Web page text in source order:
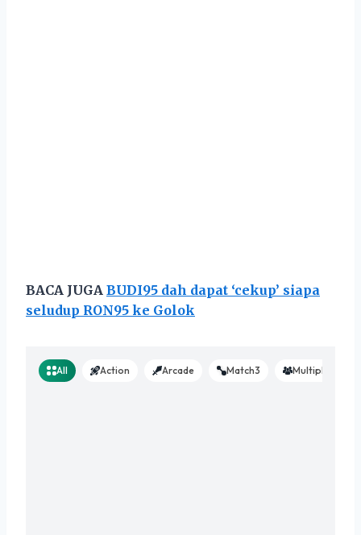
BACA JUGA BUDI95 dah dapat ‘cekup’ siapa
seludup RON95 ke Golok